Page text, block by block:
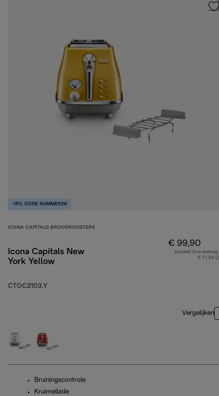
-15% CODE SUMMER26
ICONA CAPITALS BROODROOSTERS
Icona Capitals New
York Yellow
CTOC2103.Y
€ 99,90
Inclusief btw-bedrag
€ 17,34
Vergelijken
Bruiningscontrole
Kruimellade